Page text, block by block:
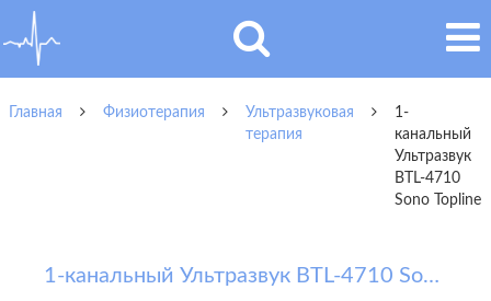
Главная Физиотерапия
Ультразвуковая
терапия
1-
канальный
Ультразвук
BTL-4710
Sono Topline
1-канальный Ультразвук BTL-4710 Sono Topline